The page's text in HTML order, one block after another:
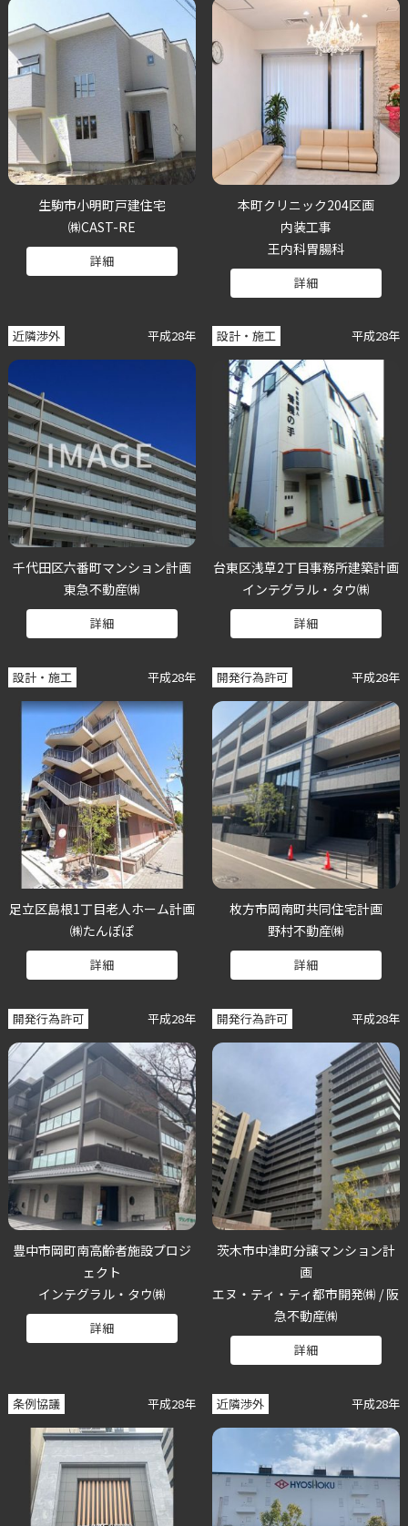
生駒市小明町戸建住宅
㈱CAST-RE
詳細
本町クリニック204区画
内装工事
王内科胃腸科
詳細
近隣渉外 平成28年
千代田区六番町マンション計画
東急不動産㈱
詳細
設計・施工 平成28年
台東区浅草2丁目事務所建築計画
インテグラル・タウ㈱
詳細
設計・施工 平成28年
足立区島根1丁目老人ホーム計画
㈱たんぽぽ
詳細
開発行為許可 平成28年
枚方市岡南町共同住宅計画
野村不動産㈱
詳細
開発行為許可 平成28年
豊中市岡町南高齢者施設プロジ
ェクト
インテグラル・タウ㈱
詳細
開発行為許可 平成28年
茨木市中津町分譲マンション計
画
エヌ・ティ・ティ都市開発㈱ / 阪
急不動産㈱
詳細
条例協議 平成28年 近隣渉外 平成28年